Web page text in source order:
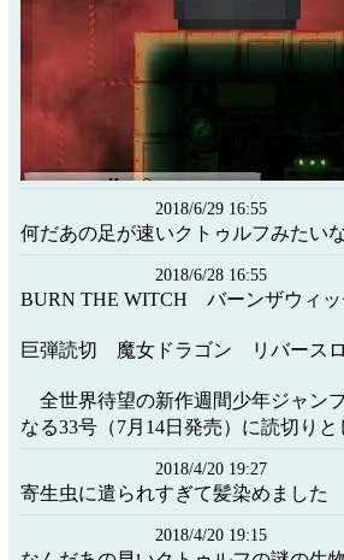
2018/6/29 16:55
何だあの足が速いクトゥルフみたい
2018/6/28 16:55
BURN THE WITCH バーンザウィッ
巨弾読切 魔女ドラゴン リバースロ
全世界待望の新作週間少年ジャン
なる33号（7月14日発売）に読切り
2018/4/20 19:27
寄生虫に遣られすぎて髪染めました
2018/4/20 19:15